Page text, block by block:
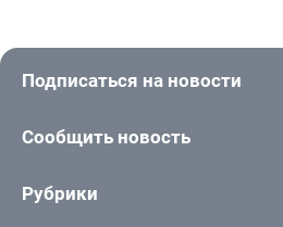
Подписаться на новости
Сообщить новость
Рубрики